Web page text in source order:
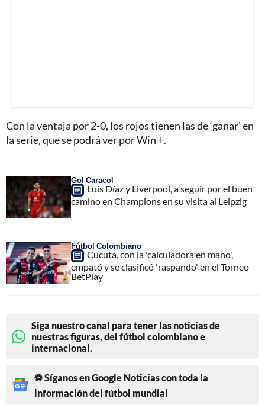
Con la ventaja por 2-0, los rojos tienen las de ‘ganar’ en
la serie, que se podrá ver por Win +.
Gol Caracol
Luis Díaz y Liverpool, a seguir por el buen
camino en Champions en su visita al Leipzig
Fútbol Colombiano
Cúcuta, con la 'calculadora en mano',
empató y se clasificó 'raspando' en el Torneo
BetPlay
Siga nuestro canal para tener las noticias de
nuestras figuras, del fútbol colombiano e
internacional.
⚽ Síganos en Google Noticias con toda la
información del fútbol mundial